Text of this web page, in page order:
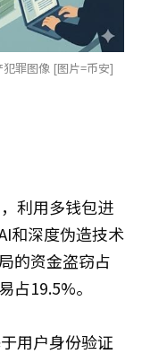
罪图像 [图片=币安]
利用多钱包进
和深度伪造技术
的资金盗窃占
占19.5%。
用户身份验证